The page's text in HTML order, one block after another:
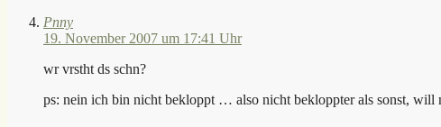
Pnny
19. November 2007 um 17:41 Uhr
wr vrstht ds schn?
ps: nein ich bin nicht bekloppt … also nicht bekloppter als sonst, will